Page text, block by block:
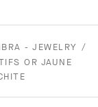
- JEWELRY
OR JAUNE